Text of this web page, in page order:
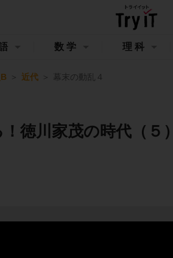
数学 理科
近代 幕末の動乱４
徳川家茂の時代（